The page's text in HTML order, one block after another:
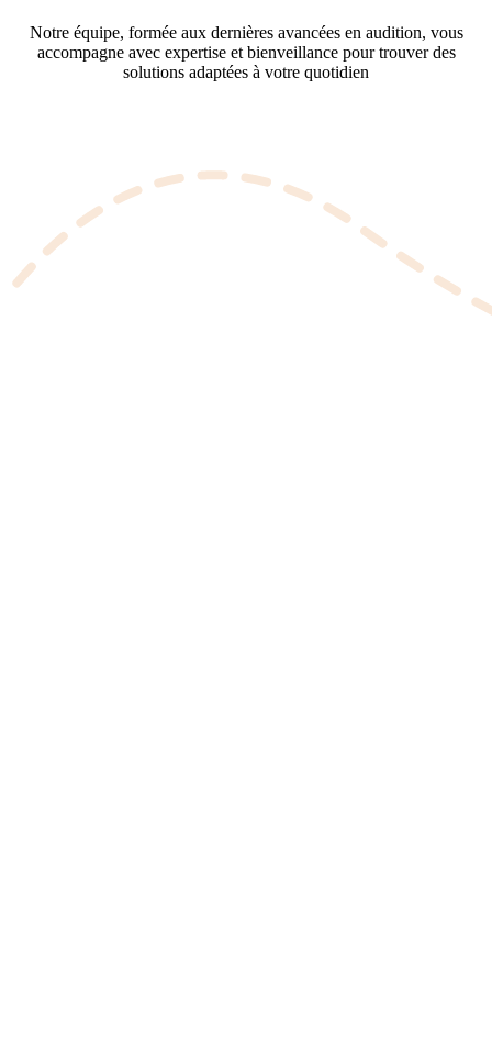
Notre équipe, formée aux dernières avancées en audition, vous
accompagne avec expertise et bienveillance pour trouver des
solutions adaptées à votre quotidien